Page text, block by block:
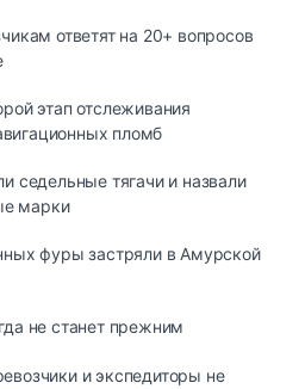
ответят на 20+ вопросов
этап отслеживания
пломб
седельные тягачи и назвали
марки
фуры застряли в Амурской
не станет прежним
и экспедиторы не